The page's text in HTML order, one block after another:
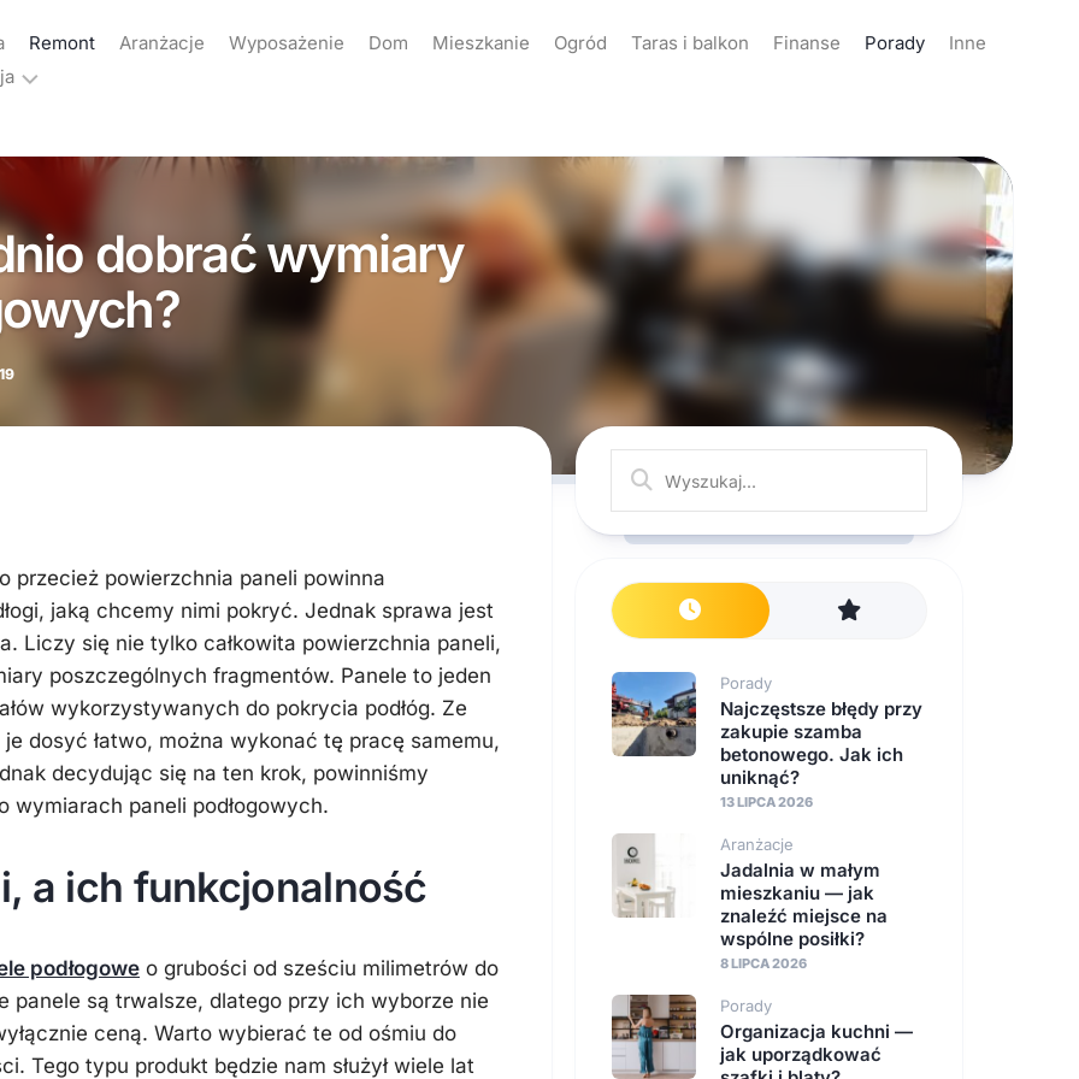
Remont Aranżacje Wyposażenie Dom Mieszkanie Ogród Taras i balkon Finanse Porady
Inne
dobrać wymiary
przecież powierzchnia paneli powinna
jaką chcemy nimi pokryć. Jednak sprawa jest
Liczy się nie tylko całkowita powierzchnia paneli,
poszczególnych fragmentów. Panele to jeden
wykorzystywanych do pokrycia podłóg. Ze
dosyć łatwo, można wykonać tę pracę samemu,
decydując się na ten krok, powinniśmy
wymiarach paneli podłogowych.
a ich funkcjonalność
podłogowe o grubości od sześciu milimetrów do
panele są trwalsze, dlatego przy ich wyborze nie
ceną. Warto wybierać te od ośmiu do
Tego typu produkt będzie nam służył wiele lat
Porady
Najczęstsze błędy przy
zakupie szamba
betonowego. Jak ich
uniknąć?
13 LIPCA 2026
Aranżacje
Jadalnia w małym
mieszkaniu — jak
znaleźć miejsce na
wspólne posiłki?
8 LIPCA 2026
Porady
Organizacja kuchni —
jak uporządkować